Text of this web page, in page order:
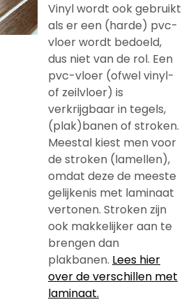
Vinyl wordt ook gebruikt
als er een (harde) pvc-
vloer wordt bedoeld,
dus niet van de rol. Een
pvc-vloer (ofwel vinyl-
of zeilvloer) is
verkrijgbaar in tegels,
(plak)banen of stroken.
Meestal kiest men voor
de stroken (lamellen),
omdat deze de meeste
gelijkenis met laminaat
vertonen. Stroken zijn
ook makkelijker aan te
brengen dan
plakbanen. Lees hier
over de verschillen met
laminaat.